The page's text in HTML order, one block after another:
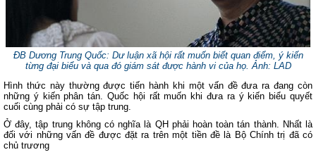
ĐB Dương Trung Quốc: Dư luận xã hội rất muốn biết quan điểm, ý kiến
từng đại biểu và qua đó giám sát được hành vi của họ.Ảnh: LAD
Hình thức này thường được tiến hành khi một vấn đề đưa ra đang còn
những ý kiến phân tán. Quốc hội rất muốn khi đưa ra ý kiến biểu quyết
cuối cùng phải có sự tập trung.
Ở đây, tập trung không có nghĩa là QH phải hoàn toàn tán thành. Nhất là
đối với những vấn đề được đặt ra trên một tiền đề là Bộ Chính trị đã có
chủ trương